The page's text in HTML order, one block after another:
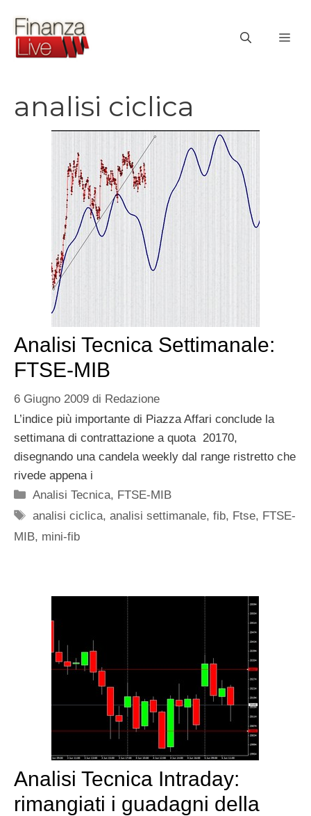
contenuto
analisi ciclica
Analisi Tecnica Settimanale:
FTSE-MIB
6 Giugno 2009 di Redazione
L’indice più importante di Piazza Affari conclude la
settimana di contrattazione a quota 20170,
disegnando una candela weekly dal range ristretto che
rivede appena i
Categorie
Analisi Tecnica, FTSE-MIB
Tag
analisi ciclica,analisi settimanale,fib, Ftse, FTSE-
MIB, mini-fib
Analisi Tecnica Intraday:
rimangiati i guadagni della